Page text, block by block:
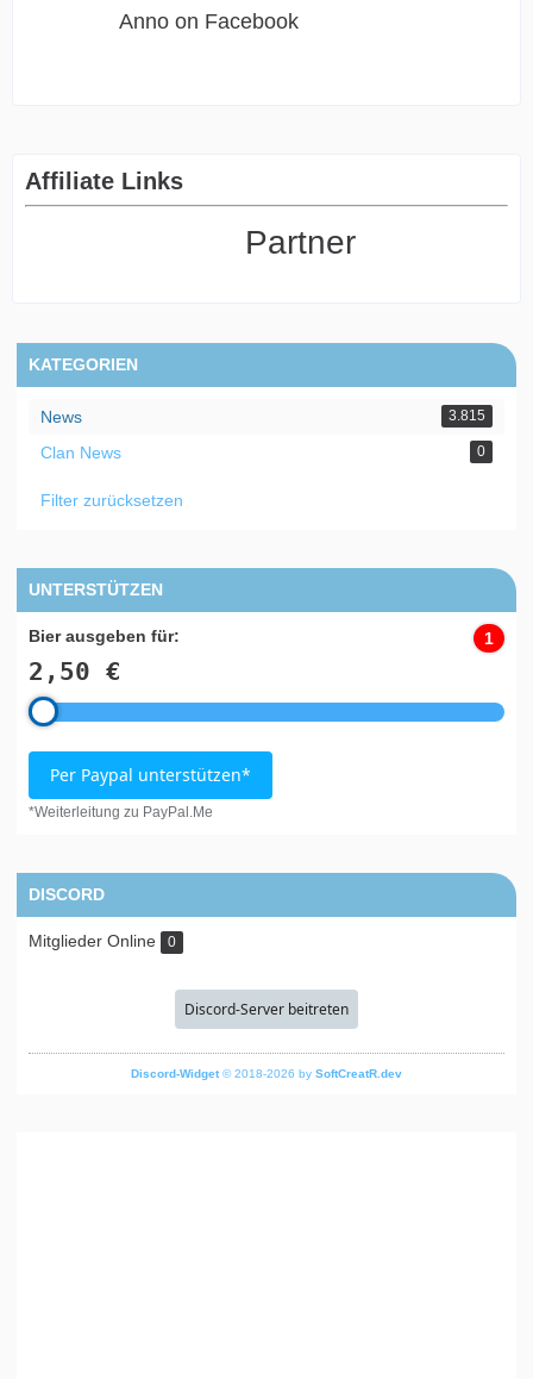
Anno on Facebook
Affiliate Links
Partner
KATEGORIEN
News 3.815
Clan News 0
Filter zurücksetzen
UNTERSTÜTZEN
Bier ausgeben für:
2,50 €
1
Per Paypal unterstützen*
*Weiterleitung zu PayPal.Me
DISCORD
Mitglieder Online 0
Discord-Server beitreten
Discord-Widget© 2018-2026 by SoftCreatR.dev